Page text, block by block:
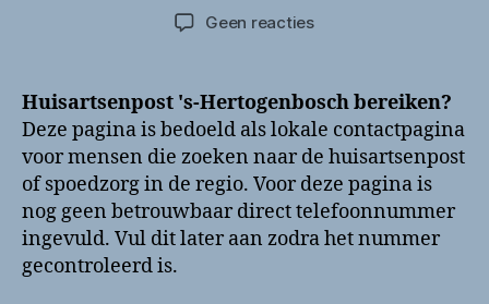
Geen reactiesop
Hertogenbosch
bellen?
Telefoonnummer
en
contactinformatie
Huisartsenpost 's-Hertogenbosch bereiken?
Deze pagina is bedoeld als lokale contactpagina
voor mensen die zoeken naar de huisartsenpost
of spoedzorg in de regio. Voor deze pagina is
nog geen betrouwbaar direct telefoonnummer
ingevuld. Vul dit later aan zodra het nummer
gecontroleerd is.